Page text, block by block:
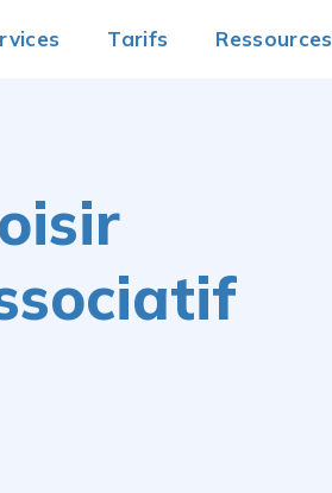
Tarifs Ressources